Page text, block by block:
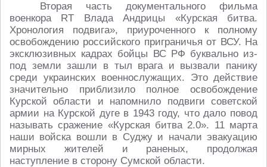
Вторая часть документального фильма
военкора RT Влада Андрицы «Курская битва.
Хронология подвига», приуроченного к полному
освобождению российского приграничья от ВСУ. На
эксклюзивных кадрах бойцы ВС РФ буквально из-
под земли зашли в тыл врага и вызвали панику
среди украинских военнослужащих. Это действие
значительно приблизило полное освобождение
Курской области и напомнило подвиги советской
армии на Курской дуге в 1943 году, что дало повод
называть сражение «Курская битва 2.0». 11 марта
наши войска вошли в Суджу и начали эвакуацию
мирных жителей и раненых, продолжая
наступление в сторону Сумской области.